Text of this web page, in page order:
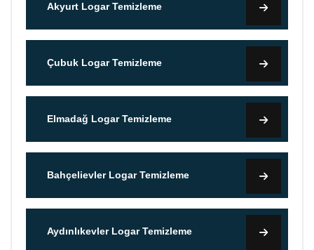
Akyurt Logar Temizleme
Çubuk Logar Temizleme
Elmadağ Logar Temizleme
Bahçelievler Logar Temizleme
Aydınlıkevler Logar Temizleme